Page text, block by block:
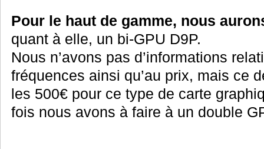
Pour le haut de gamme, nous
quant à elle, un bi-GPU D9P.
Nous n’avons pas d’informations
fréquences ainsi qu’au prix, mais ce
les 500€ pour ce type de carte
fois nous avons à faire à un double